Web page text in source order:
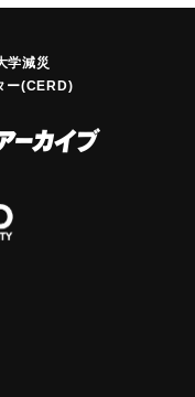
学減災
ー(CERD)